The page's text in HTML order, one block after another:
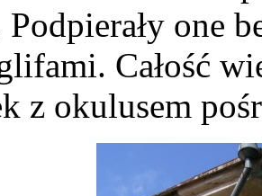
Podpierały one
Całość
z okulusem